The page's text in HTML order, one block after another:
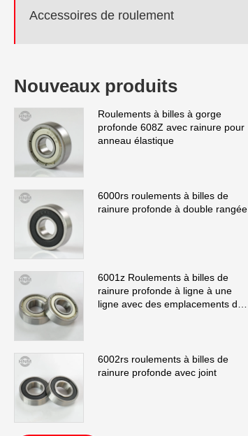
Accessoires de roulement
Nouveaux produits
Roulements à billes à gorge
profonde 608Z avec rainure pour
anneau élastique
6000rs roulements à billes de
rainure profonde à double rangée
6001z Roulements à billes de
rainure profonde à ligne à une
ligne avec des emplacements de
6002rs roulements à billes de
rainure profonde avec joint